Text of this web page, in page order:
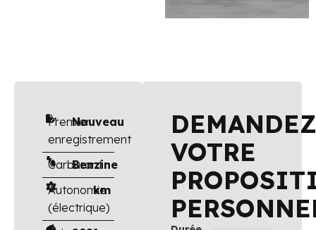
Premier
enregistrement
Nouveau
Carburant
Benzine
Autonomie
(électrique)
km
DEMANDEZ
VOTRE